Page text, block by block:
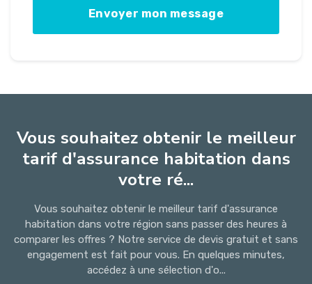
Vous souhaitez obtenir le meilleur
tarif d'assurance habitation dans
votre ré...
Vous souhaitez obtenir le meilleur tarif d'assurance
habitation dans votre région sans passer des heures à
comparer les offres ? Notre service de devis gratuit et sans
engagement est fait pour vous. En quelques minutes,
accédez à une sélection d'o...